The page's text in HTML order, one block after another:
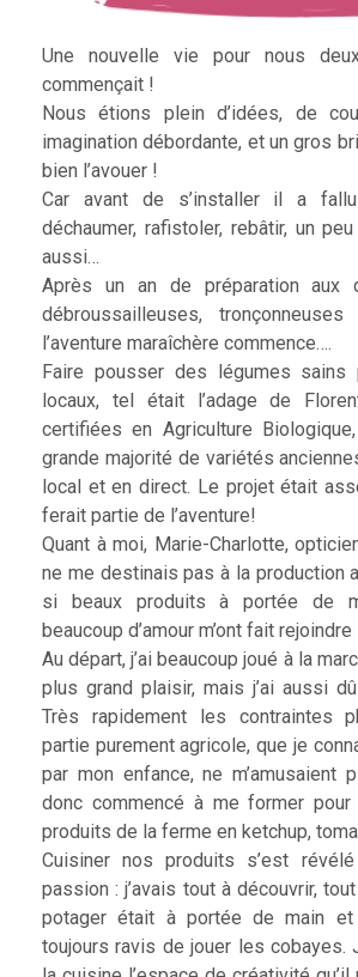
Une nouvelle vie pour nous
commençait !
Nous étions plein d’idées, de
imagination débordante, et un gros
bien l’avouer !
Car avant de s’installer il a fallu
déchaumer, rafistoler, rebâtir, un
aussi…
Après un an de préparation aux
débroussailleuses,
l’aventure maraîchère commence….
Faire pousser des légumes sains
locaux, tel était l’adage de
certifiées en Agriculture
grande majorité de variétés
local et en direct. Le projet était
ferait partie de l’aventure!
Quant à moi, Marie-Charlotte,
ne me destinais pas à la production
si beaux produits à portée de
beaucoup d’amour m’ont fait rejoindre
Au départ, j’ai beaucoup joué à la
plus grand plaisir, mais j’ai aussi
Très rapidement les contraintes
partie purement agricole, que je
par mon enfance, ne m’amusaient
donc commencé à me former
produits de la ferme en ketchup,
Cuisiner nos produits s’est
passion : j’avais tout à découvrir,
potager était à portée de main et
toujours ravis de jouer les cobayes.